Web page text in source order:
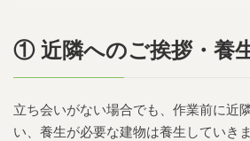
① 近隣へのご挨拶・養
立ち会いがない場合でも、作業前に近
い、養生が必要な建物は養生していきま